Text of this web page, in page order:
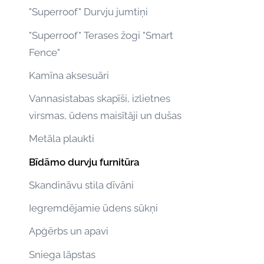
"Superroof" Durvju jumtiņi
"Superroof" Terases žogi "Smart
Fence"
Kamīna aksesuāri
Vannasistabas skapīši, izlietnes
virsmas, ūdens maisītāji un dušas
Metāla plaukti
Bīdāmo durvju furnitūra
Skandināvu stila dīvāni
Iegremdējamie ūdens sūkņi
Apģērbs un apavi
Sniega lāpstas